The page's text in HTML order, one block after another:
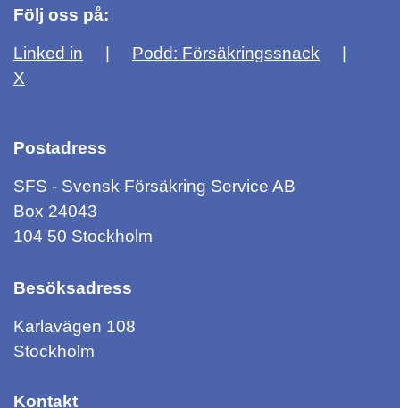
Följ oss på:
Linked in
Podd: Försäkringssnack
X
Postadress
SFS - Svensk Försäkring Service AB
Box 24043
104 50 Stockholm
Besöksadress
Karlavägen 108
Stockholm
Kontakt